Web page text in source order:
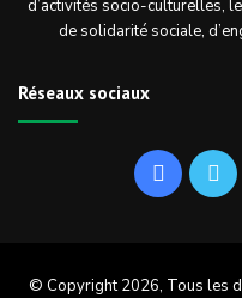
d’activités socio-culturelles,
de solidarité sociale,
Réseaux sociaux
© Copyright 2026, Tous les